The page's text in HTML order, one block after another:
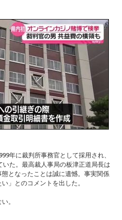
年に裁判所事務官として採用され、
いた。最高裁人事局の板津正道局長は
態となったことは誠に遺憾。事実関係
」とのコメントを出した。
。